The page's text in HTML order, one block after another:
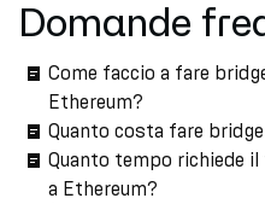
Domande
Come faccio a fare
Ethereum?
Quanto costa fare
Quanto tempo richiede
a Ethereum?